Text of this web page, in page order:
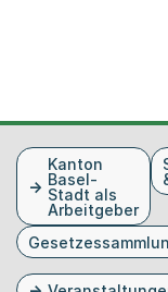
FusszeileKanton
Basel-
Stadt als
Arbeitgeber